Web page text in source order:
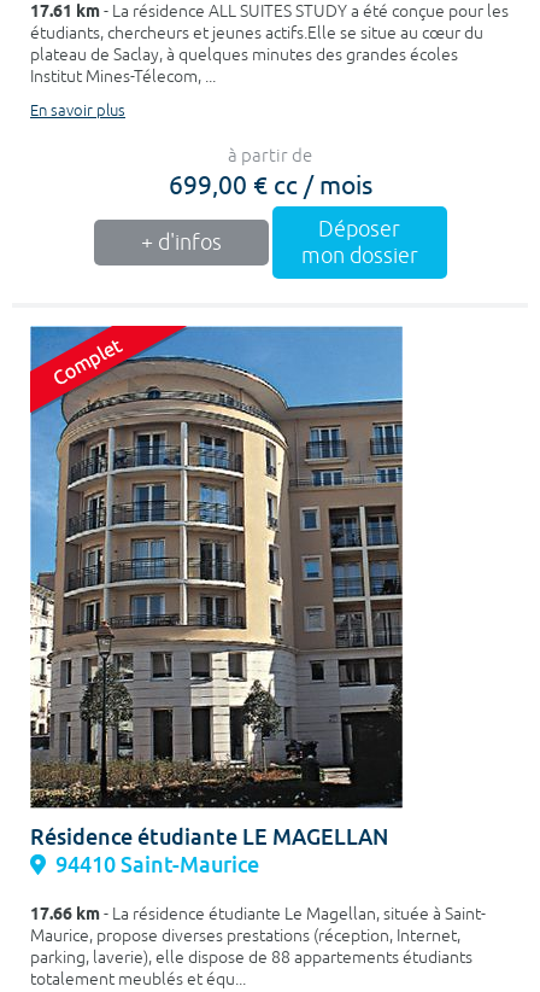
17.61 km- La résidence ALL SUITES STUDY a été conçue pour les
étudiants, chercheurs et jeunes actifs.Elle se situe au cœur du
plateau de Saclay, à quelques minutes des grandes écoles
Institut Mines-Télecom, ...
En savoir plus
à partir de
699,00 € cc / mois
+ d'infos
Déposer
mon dossier
Résidence étudiante LE MAGELLAN
94410 Saint-Maurice
17.66 km- La résidence étudiante Le Magellan, située à Saint-
Maurice, propose diverses prestations (réception, Internet,
parking, laverie), elle dispose de 88 appartements étudiants
totalement meublés et équ...